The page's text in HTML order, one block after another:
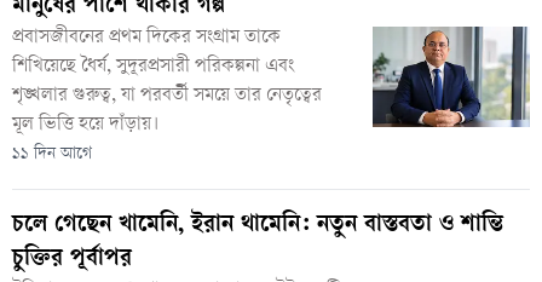
মানুষের পাশে থাকার গল্প
প্রবাসজীবনের প্রথম দিকের সংগ্রাম তাকে
শিখিয়েছে ধৈর্য, সুদূরপ্রসারী পরিকল্পনা এবং
শৃঙ্খলার গুরুত্ব, যা পরবর্তী সময়ে তার নেতৃত্বের
মূল ভিত্তি হয়ে দাঁড়ায়।
১১ দিন আগে
চলে গেছেন খামেনি, ইরান থামেনি: নতুন বাস্তবতা ও শান্তি
চুক্তির পূর্বাপর